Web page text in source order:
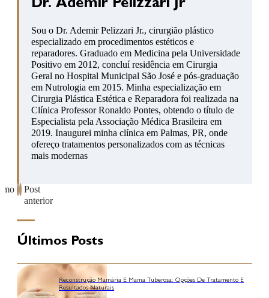
Dr. Ademir Pelizzari Jr
Sou o Dr. Ademir Pelizzari Jr., cirurgião plástico
especializado em procedimentos estéticos e
reparadores. Graduado em Medicina pela Universidade
Positivo em 2012, concluí residência em Cirurgia
Geral no Hospital Municipal São José e pós-graduação
em Nutrologia em 2015. Minha especialização em
Cirurgia Plástica Estética e Reparadora foi realizada na
Clínica Professor Ronaldo Pontes, obtendo o título de
Especialista pela Associação Médica Brasileira em
2019. Inaugurei minha clínica em Palmas, PR, onde
ofereço tratamentos personalizados com as técnicas
mais modernas
Post
anterior
Últimos Posts
Reconstrução Mamária E Mama Tuberosa: Opções De Tratamento E
Resultados Naturais